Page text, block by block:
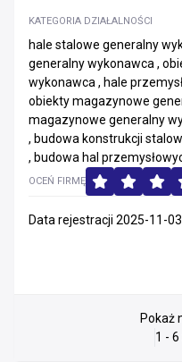
KATEGORIA DZIAŁALNOŚCI
hale stalowe generalny
generalny wykonawca ,
wykonawca , hale
obiekty magazynowe
magazynowe generalny
, budowa konstrukcji
, budowa hal
OCEŃ FIRMĘ
Data rejestracji 2025-11-03
Pokaż
1 -